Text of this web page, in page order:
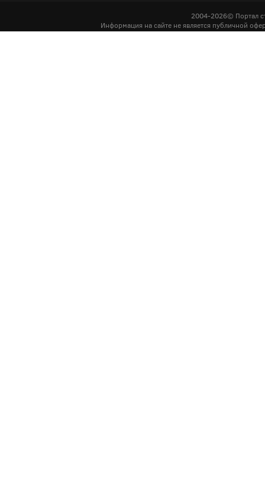
2004-2026© Портал
Информация на сайте не является публичной